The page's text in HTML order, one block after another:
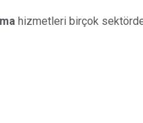
hizmetleri birçok